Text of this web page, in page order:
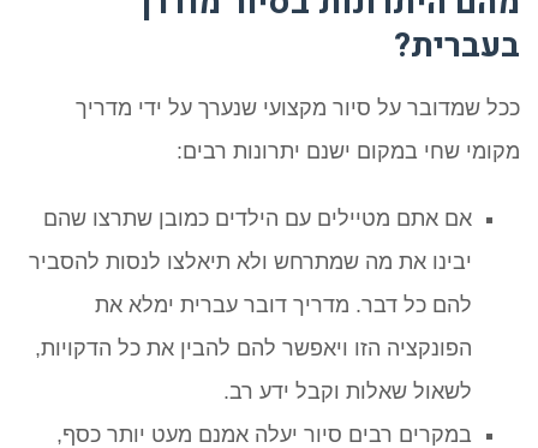
בעברית?
ככל שמדובר על סיור מקצועי שנערך על ידי מדריך
מקומי שחי במקום ישנם יתרונות רבים:
אם אתם מטיילים עם הילדים כמובן שתרצו שהם
יבינו את מה שמתרחש ולא תיאלצו לנסות להסביר
להם כל דבר. מדריך דובר עברית ימלא את
הפונקציה הזו ויאפשר להם להבין את כל הדקויות,
לשאול שאלות וקבל ידע רב.
במקרים רבים סיור יעלה אמנם מעט יותר כסף,